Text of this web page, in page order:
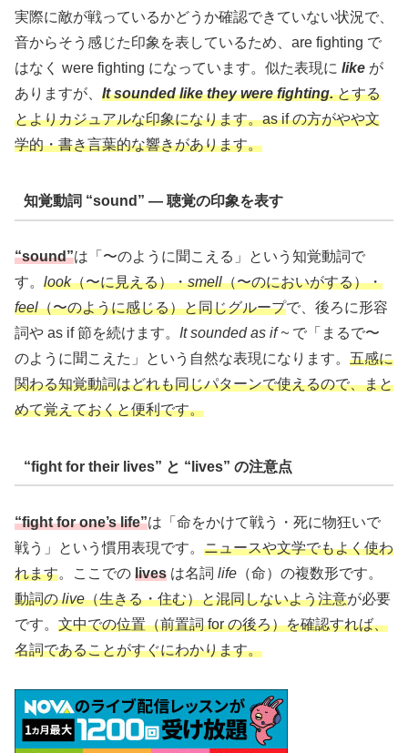
実際に敵が戦っているかどうか確認できていない状況で、
音からそう感じた印象を表しているため、are fighting で
はなく were fighting になっています。似た表現に like が
ありますが、 It sounded like they were fighting.とする
とよりカジュアルな印象になります。as if の方がやや文
学的・書き言葉的な響きがあります。
知覚動詞 “sound” ― 聴覚の印象を表す
“sound”は「〜のように聞こえる」という知覚動詞で
す。 look（〜に見える）・smell（〜のにおいがする）・
feel（〜のように感じる）と同じグループで、後ろに形容
詞や as if 節を続けます。 It sounded as if ~ で「まるで〜
のように聞こえた」という自然な表現になります。 五感に
関わる知覚動詞はどれも同じパターンで使えるので、まと
めて覚えておくと便利です。
“fight for their lives” と “lives” の注意点
“fight for one’s life”は「命をかけて戦う・死に物狂いで
戦う」という慣用表現です。 ニュースや文学でもよく使わ
れます。ここでの lives は名詞 life （命）の複数形です。
動詞のlive（生きる・住む）と混同しないよう注意が必要
です。 文中での位置（前置詞 for の後ろ）を確認すれば、
名詞であることがすぐにわかります。